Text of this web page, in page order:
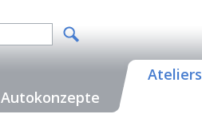
Autokonzepte
Ateliers